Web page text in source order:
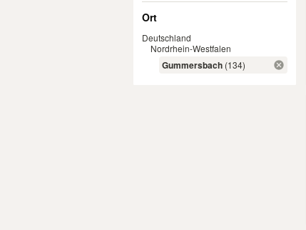
Ort
Deutschland
Nordrhein-Westfalen
Gummersbach (134)